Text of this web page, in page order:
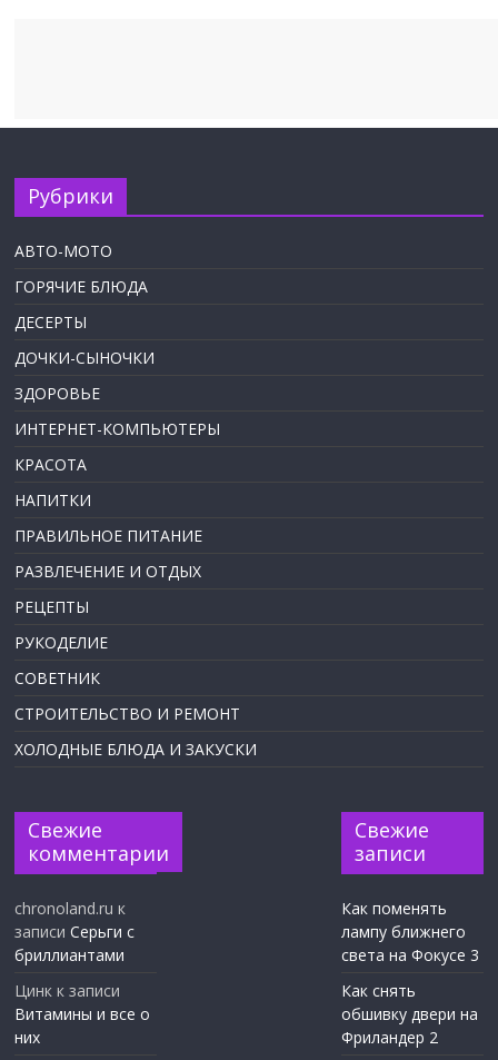
Рубрики
АВТО-МОТО
ГОРЯЧИЕ БЛЮДА
ДЕСЕРТЫ
ДОЧКИ-СЫНОЧКИ
ЗДОРОВЬЕ
ИНТЕРНЕТ-КОМПЬЮТЕРЫ
КРАСОТА
НАПИТКИ
ПРАВИЛЬНОЕ ПИТАНИЕ
РАЗВЛЕЧЕНИЕ И ОТДЫХ
РЕЦЕПТЫ
РУКОДЕЛИЕ
СОВЕТНИК
СТРОИТЕЛЬСТВО И РЕМОНТ
ХОЛОДНЫЕ БЛЮДА И ЗАКУСКИ
Свежие
комментарии
chronoland.ru к
записиСерьги с
бриллиантами
Цинк к записи
Витамины и все о
них
Свежие
записи
Как поменять
лампу ближнего
света на Фокусе 3
Как снять
обшивку двери на
Фриландер 2